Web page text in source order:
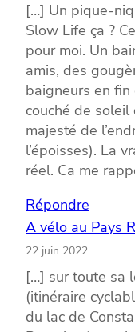
[…] Un pique-
Slow Life ça ?
pour moi. Un
amis, des
baigneurs en fin
couché de
majesté de
l’époisses). La
réel. Ca me
Répondre
A vélo au Pays
22 juin 2022
[…] sur toute sa
(itinéraire
du lac de